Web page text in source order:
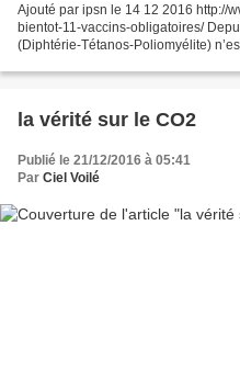
Ajouté par ipsn le 14 12 2016 http://
bientot-11-vaccins-obligatoires/
(Diphtérie-Tétanos-Poliomyélite)
la vérité sur le CO2
Publié le 21/12/2016 à 05:41
Par Ciel Voilé